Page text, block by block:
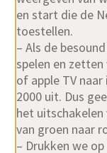
en start die de
toestellen.
– Als de
spelen en
of apple TV
2000 uit. Dus
het
van groen naar
– Drukken we